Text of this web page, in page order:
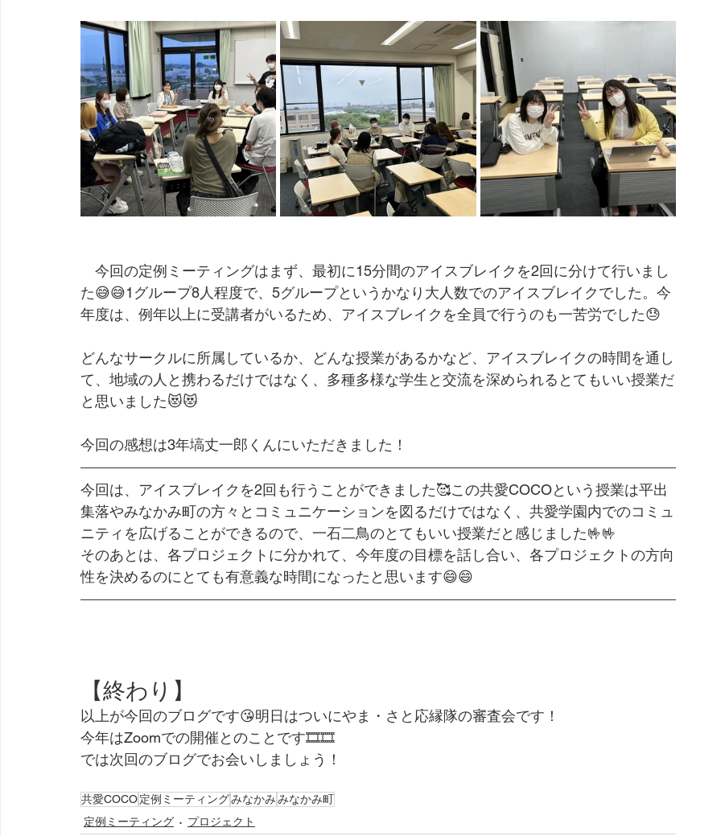
今回の定例ミーティングはまず、最初に15分間のアイスブレイクを2回に分けて行いまし
た😅😅1グループ8人程度で、5グループというかなり大人数でのアイスブレイクでした。今
年度は、例年以上に受講者がいるため、アイスブレイクを全員で行うのも一苦労でした😓
どんなサークルに所属しているか、どんな授業があるかなど、アイスブレイクの時間を通し
て、地域の人と携わるだけではなく、多種多様な学生と交流を深められるとてもいい授業だ
と思いました😻😻
今回の感想は3年塙丈一郎くんにいただきました！
今回は、アイスブレイクを2回も行うことができました🥰この共愛COCOという授業は平出
集落やみなかみ町の方々とコミュニケーションを図るだけではなく、共愛学園内でのコミュ
ニティを広げることができるので、一石二鳥のとてもいい授業だと感じました🤟🤟
そのあとは、各プロジェクトに分かれて、今年度の目標を話し合い、各プロジェクトの方向
性を決めるのにとても有意義な時間になったと思います😄😄
【終わり】
以上が今回のブログです😘明日はついにやま・さと応縁隊の審査会です！
今年はZoomでの開催とのことです🎞️🎞️
では次回のブログでお会いしましょう！
共愛COCO定例ミーティングみなかみみなかみ町
定例ミーティング
プロジェクト